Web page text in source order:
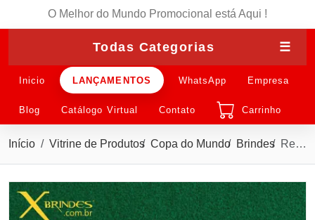
O Melhor do Mundo Promocional está Aqui !
Todas Categorias ☰
Inicio LANÇAMENTOS WhatsApp Empresa
Blog Catálogo Virtual Contato Carrinho
Início Vitrine de Produtos Copa do Mundo Brindes Reco Reco em Plástico Personalizado para Eventos X043STL